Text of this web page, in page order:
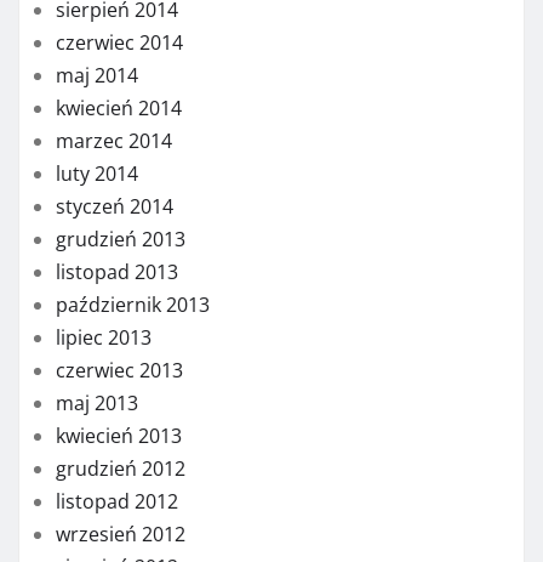
sierpień 2014
czerwiec 2014
maj 2014
kwiecień 2014
marzec 2014
luty 2014
styczeń 2014
grudzień 2013
listopad 2013
październik 2013
lipiec 2013
czerwiec 2013
maj 2013
kwiecień 2013
grudzień 2012
listopad 2012
wrzesień 2012